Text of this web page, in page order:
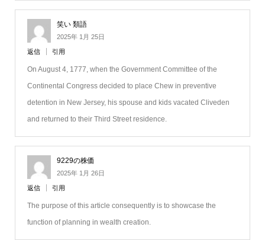
笑い 類語
2025年 1月 25日
返信 引用
On August 4, 1777, when the Government Committee of the
Continental Congress decided to place Chew in preventive
detention in New Jersey, his spouse and kids vacated Cliveden
and returned to their Third Street residence.
9229の株価
2025年 1月 26日
返信 引用
The purpose of this article consequently is to showcase the
function of planning in wealth creation.